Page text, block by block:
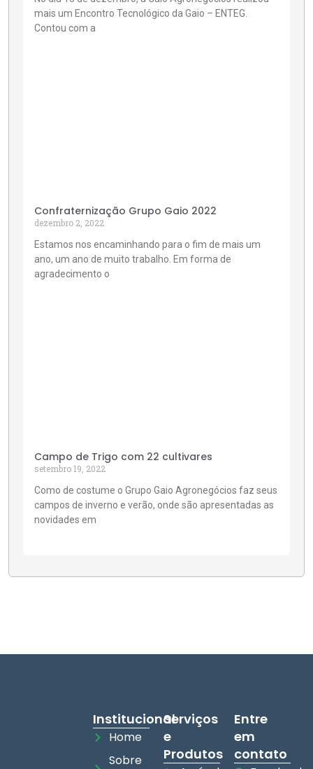
mais um Encontro Tecnológico da Gaio – ENTEG.
Contou com a
Confraternização Grupo Gaio 2022
dezembro 2, 2022
Estamos nos encaminhando para o fim de mais um
ano, um ano de muito trabalho. Em forma de
agradecimento o
Campo de Trigo com 22 cultivares
setembro 19, 2022
Como de costume o Grupo Gaio Agronegócios faz seus
campos de inverno e verão, onde são apresentadas as
novidades em
Institucional
Home
Sobre
Serviços
e
Produtos
Entre
em
contato